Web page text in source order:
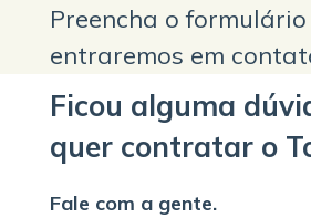
Preencha o
entraremos em
Ficou alguma
quer contratar o
Fale com a gente.